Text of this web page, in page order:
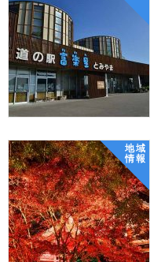
地域
情報